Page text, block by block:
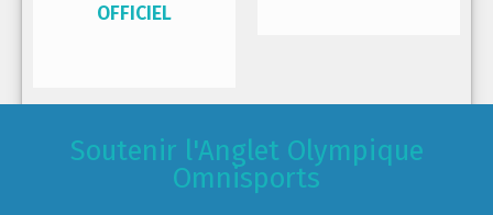
OFFICIEL
Soutenir l'Anglet Olympique
Omnisports